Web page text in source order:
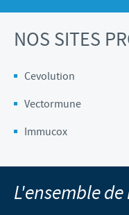
NOS SITES
Cevolution
Vectormune
Immucox
L'ensemble